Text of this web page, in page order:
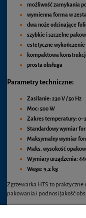
możliwość zamykania
wymienna forma w
dwa noże odcinające
szybkie i szczelne
estetyczne
kompaktowa
prosta obsługa
Parametry techniczne:
Zasilanie: 230 V / 50 Hz
Moc: 500 W
Zakres temperatury:
Standardowy wymiar
Maksymalny wymiar
Maks. wysokość
Wymiary urządzenia:
Waga: 9,2 kg
Zgrzewarka HTS to
pakowania i podnosi jakość